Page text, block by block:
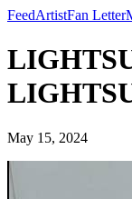
FeedArtistFan Letter
May 15, 2024